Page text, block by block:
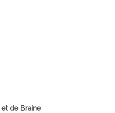
de Braine